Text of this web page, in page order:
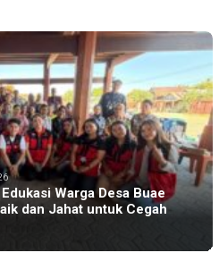
Warga Desa Buae
dan Jahat untuk Cegah